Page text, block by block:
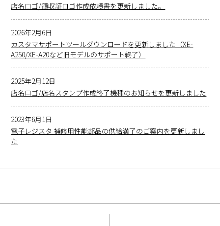
店名ロゴ/領収証ロゴ作成依頼書を更新しました。
2026年2月6日
カスタマサポートツールダウンロードを更新しました（XE-
A250/XE-A20など旧モデルのサポート終了）
2025年2月12日
店名ロゴ/店名スタンプ作成終了機種のお知らせを更新しました
2023年6月1日
電子レジスタ 補修用性能部品の供給満了のご案内を更新しまし
た